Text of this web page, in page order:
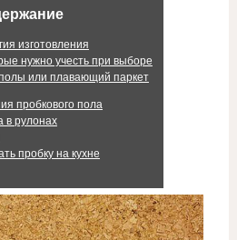
изготовления
нужно учесть при выборе
или плавающий паркет
пробкового пола
в рулонах
пробку на кухне